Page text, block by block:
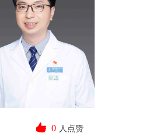
0 人点赞